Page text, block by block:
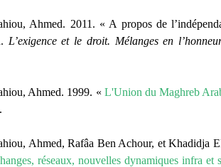
Ahmed. 2011. « A propos de
L’exigence et le droit. Mélanges en
Ahmed. 1999. « L'Union du Maghreb
Ahmed, Rafâa Ben Achour, et Khadidja
réseaux, nouvelles dynamiques infra et